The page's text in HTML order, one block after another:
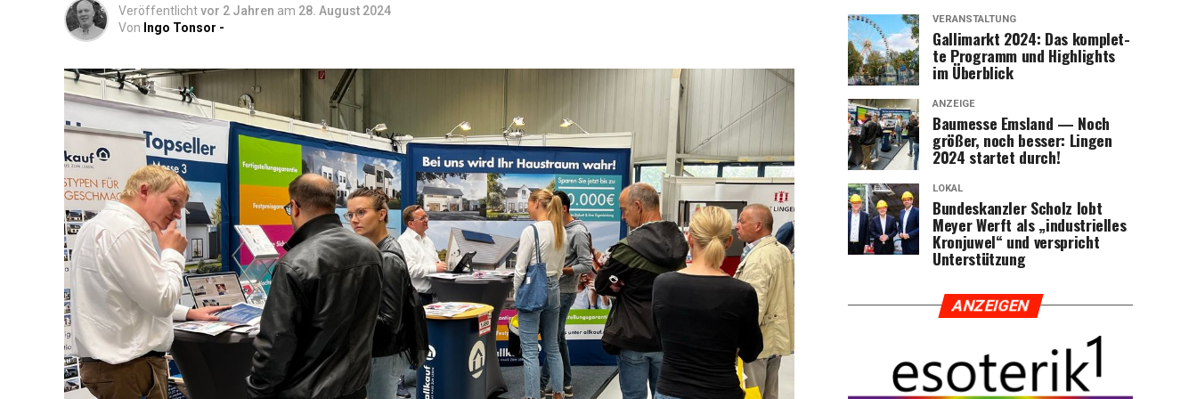
Tipps zur För­de­rung von inne­rer Ruhe und Klar­heit. Von geführ­ten Medi­ta­tio­nen bis
hin zu Acht­sam­keits­übun­gen – fin­de her­aus, wie du stress­frei­er leben und dei­nen
Fokus schär­fen kannst.
Astro­lo­gie: Erkun­de die tie­fe­re Bedeu­tung der Ster­ne und Pla­ne­ten und wie sie dein
Leben beein­flus­sen. Ler­ne, dein Geburts­ho­ro­skop zu ver­ste­hen und wie astro­lo­gi­sche
Aspek­te dir hel­fen kön­nen, Her­aus­for­de­run­gen zu meis­tern und Chan­cen zu erkennen.
Tarot und Wahr­sa­ge­rei: Tau­che ein in die Kunst des Kar­ten­le­gens und ent­de­cke
ande­re divin­a­to­ri­sche Prak­ti­ken. Erhal­te Ein­bli­cke in die ver­schie­de­nen Tarot­kar­ten
und ihre Bedeu­tun­gen sowie Tipps, wie du dei­ne Intui­ti­on beim Kar­ten­le­gen stär­ken
kannst.
Spi­ri­tu­el­le Ritua­le: Fin­de Anlei­tun­gen für per­sön­li­che Ritua­le, um Inten­tio­nen zu
Veröffentlichtvor 2 Jahren am 28. August 2024
Von Ingo Tonsor -
VERANSTALTUNG
Gal­li­markt 2024: Das kom­plet­
te Pro­gramm und High­lights
im Überblick
ANZEIGE
Bau­mes­se Ems­land — Noch
grö­ßer, noch bes­ser: Lin­gen
2024 star­tet durch!
LOKAL
Bun­des­kanz­ler Scholz lobt
Mey­er Werft als „indus­tri­el­les
Kron­ju­wel“ und ver­spricht
Unterstützung
ANZEI­GEN